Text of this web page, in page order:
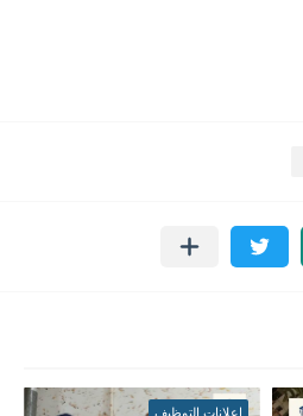
اعلانات التوظيف